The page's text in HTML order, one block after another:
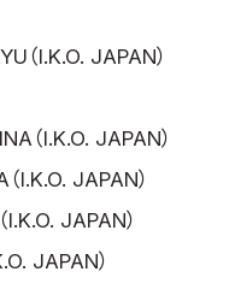
（I.K.O. JAPAN）
（I.K.O. JAPAN）
I.K.O. JAPAN）
JAPAN）
JAPAN）